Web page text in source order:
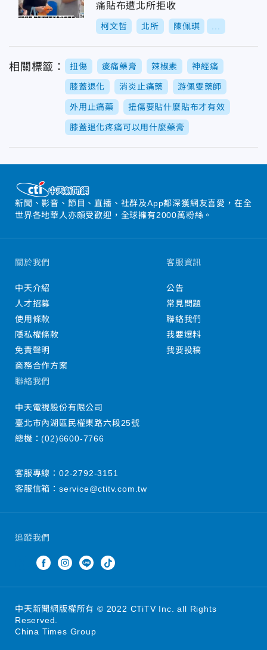
痛貼布遭北所拒收
柯文哲 北所 陳佩琪
相關標籤： 扭傷 痠痛藥膏 辣椒素 神經痛
膝蓋退化 消炎止痛藥 游佩雯藥師
外用止痛藥 扭傷要貼什麼貼布才有效
膝蓋退化疼痛可以用什麼藥膏
新聞、影音、節目、直播、社群及App都深獲網友喜愛，在全
世界各地華人亦頗受歡迎，全球擁有2000萬粉絲。
追蹤我們
關於我們
中天介紹
人才招募
使用條款
隱私權條款
免責聲明
商務合作方案
客服資訊
公告
常見問題
聯絡我們
我要爆料
我要投稿
聯絡我們
中天電視股份有限公司
臺北市內湖區民權東路六段25號
總機：(02)6600-7766
客服專線： 02-2792-3151
客服信箱： service@ctitv.com.tw
中天新聞網版權所有 © 2022 CTiTV Inc. all Rights
Reserved.
China Times Group